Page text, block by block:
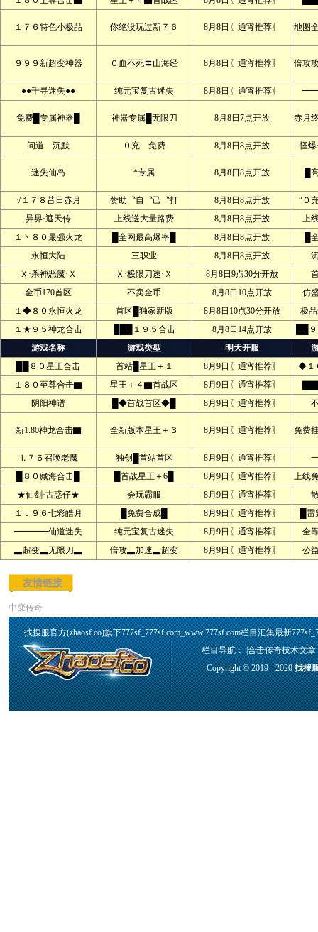
１７６特色小极品 你绝没玩过新７６ 8月8日〖通宵推荐〗 地图
９９９新超变神器 ０血不死〓山海经 8月8日〖通宵推荐〗 倍攻
●●千寻迷失●● 纯元宝复古迷失 8月8日〖通宵推荐〗 ━━
免费█专属神器█ 神器专属█无限刀 8月8日7点开放 赤月
问道 沉默 ０充 免费 8月8日8点开放 怪爆
迷失仙岛 *专属 8月8日8点开放 █
√１７８昔日赤月 赞助〝自〝己〝打 8月8日8点开放
“０
异界·遮天传
上线送大量路费 8月8日8点开放
上
１丶８０最强火龙
█全网最高爆率█ 8月8日8点开放
█
永恒大陆
三职业 8月8日8点开放
Ｘ·杀神恶魔·Ｘ
Ｘ·极限刀速·Ｘ 8月8日9点30分开放
金币170首区
不卖金币 8月8日10点开放
仿
１◆８０永恒火龙
首区█独家新版 8月8日10点30分开放
极
１★９５神龙合击
███１９５合击 8月8日14点开放
██
游戏名称
游戏类型 明天开服
██８０星王合击
首站█星王＋１ 8月9日〖通宵推荐〗
◆１
１８０至尊合击▇
星王＋４▇首战区 8月9日〖通宵推荐〗
阴阳神谱
█◆首战首区◆█ 8月9日〖通宵推荐〗
新1.80神龙合击▇ 全新版本星王＋３ 8月9日〖通宵推荐〗 免费
⒈７６召唤老魔 独创█首站首区 8月9日〖通宵推荐〗
█８０藏海合击█
█首战星王＋6█ 8月9日〖通宵推荐〗
上线
★仙剑·古惑仔★
会玩霸服 8月9日〖通宵推荐〗
１．９６七彩皓月
█免费合成█ 8月9日〖通宵推荐〗
█
━━━━仙道迷失
纯元宝复古迷失 8月9日〖通宵推荐〗
全
▃超变▃无限刀▃
倍攻▃加速▃超变 8月9日〖通宵推荐〗 公
友情链接
中变传奇
找搜服官方(zhaosf.co)旗下777sf_777sf.com_www.777sf.com栏目汇集最新
栏目导航： |合击传奇技术文章
Copyright © 2019 - 2020找搜